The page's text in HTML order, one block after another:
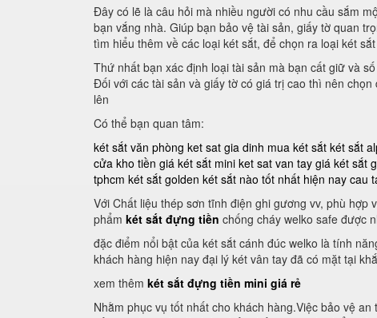
Đây có lẽ là câu hỏi mà nhiều người có nhu cầu sắm
bạn vắng nhà. Giúp bạn bảo vệ tài sản, giấy tờ quan
tìm hiểu thêm về các loại két sắt, để chọn ra loại két
Thứ nhất bạn xác định loại tài sản mà bạn cất giữ và
Đối với các tài sản và giấy tờ có giá trị cao thì nên
lên
Có thể bạn quan tâm:
két sắt văn phòng ket sat gia dinh mua két sắt két sắt
cửa kho tiền giá két sắt mini ket sat van tay giá két sắt
tphcm két sắt golden két sắt nào tốt nhất hiện nay cau
Với Chất liệu thép sơn tĩnh điện ghi gương vv, phù
phẩm két sắt đựng tiền chống cháy welko safe được
đặc điểm nổi bật của két sắt cánh đúc welko là tính
khách hàng hiện nay đại lý két vân tay đã có mặt tại
xem thêm két sắt đựng tiền mini giá rẻ
Nhằm phục vụ tốt nhất cho khách hàng.Việc bảo vệ